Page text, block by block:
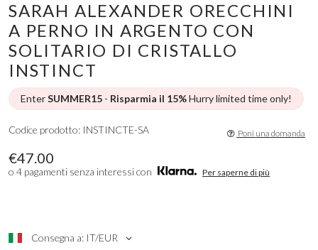
SARAH ALEXANDER ORECCHINI
A PERNO IN ARGENTO CON
SOLITARIO DI CRISTALLO
INSTINCT
EnterSUMMER15 - Risparmia il 15%Hurry limited time only!
€47.00
o 4 pagamenti senza interessi con Per saperne di più
Consegna a: IT/EUR
Codice prodotto: INSTINCTE-SA Poni una domanda